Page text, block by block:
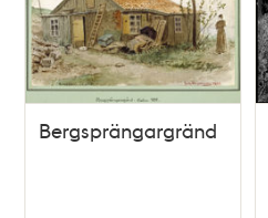
Bergsprängargränd